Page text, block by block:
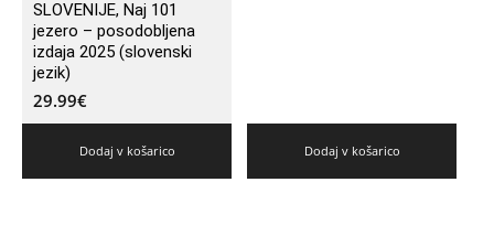
SLOVENIJE, Naj 101
jezero – posodobljena
izdaja 2025 (slovenski
jezik)
29.99€
Dodaj v košarico Dodaj v košarico